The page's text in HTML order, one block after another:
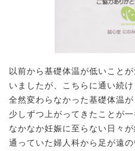
以前から基礎体温が低いこと
いましたが、こちらに通い続
全然変わらなかった基礎体温が
少しずつ上がってきたことが一
なかなか妊娠に至らない日々が
通っていた婦人科から足が遠